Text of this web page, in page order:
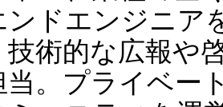
ンドエンジニア
技術的な広報や
当。プライベー